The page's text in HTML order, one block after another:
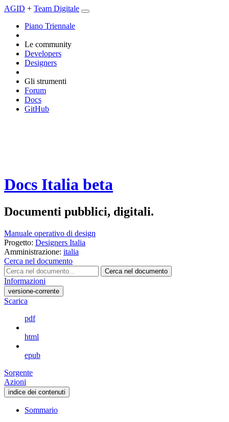
AGID + Team Digitale
Piano Triennale
Le community
Developers
Designers
Gli strumenti
Forum
Docs
GitHub
Docs Italia beta
Documenti pubblici, digitali.
Manuale operativo di design
Progetto: Designers Italia
Amministrazione: italia
Cerca nel documento
Cerca nel documento
Informazioni
versione-corrente
Scarica
pdf
html
epub
Sorgente
Azioni
indice dei contenuti
Sommario